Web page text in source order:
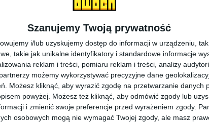
Szanujemy Twoją prywatność
i/lub uzyskujemy dostęp do informacji w urządzeniu,
takie jak unikalne identyfikatory i standardowe informacje
reklam i treści, pomiaru reklam i treści, analizy
możemy wykorzystywać precyzyjne dane
Możesz kliknąć, aby wyrazić zgodę na przetwarzanie danych
powyżej. Możesz też kliknąć, aby odmówić zgody lub
i zmienić swoje preferencje przed wyrażeniem zgody.
osobowych mogą nie wymagać Twojej zgody, ale masz
Huawei Watch GT 2 Pro / fot. Amazon
już jest trochę na rynku, nadal jest